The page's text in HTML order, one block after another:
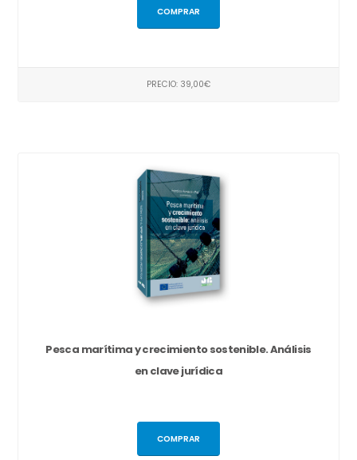
COMPRAR
PRECIO: 39,00€
Pesca marítima y crecimiento sostenible. Análisis
en clave jurídica
COMPRAR